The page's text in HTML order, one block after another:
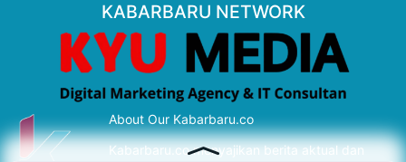
KABARBARU NETWORK
About Our Kabarbaru.co
Kabarbaru.co menyajikan berita aktual dan